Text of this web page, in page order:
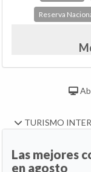
Reserva
TURISMO
Las mejores
en agosto